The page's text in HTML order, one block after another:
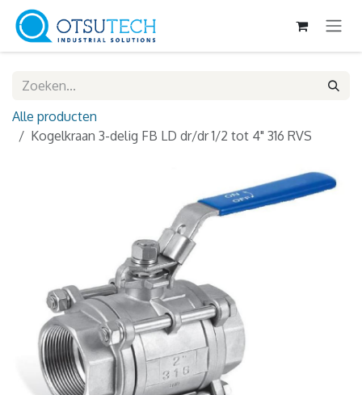
Overslaan naar inhoud
Alle producten
Kogelkraan 3-delig FB LD dr/dr 1/2 tot 4" 316 RVS